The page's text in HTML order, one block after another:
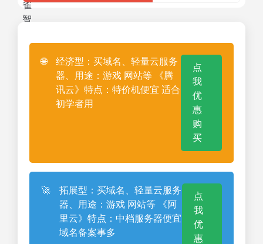
🌐
经济型：买域名、轻量云服务
器、用途：游戏 网站等 《腾
讯云》特点：特价机便宜 适合
初学者用
点
我
优
惠
购
买
🚀
拓展型：买域名、轻量云服务
器、用途：游戏 网站等 《阿
里云》特点：中档服务器便宜
域名备案事多
点
我
优
惠